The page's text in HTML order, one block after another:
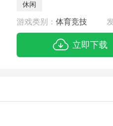
休闲
游戏类别： 体育竞技
立即下载